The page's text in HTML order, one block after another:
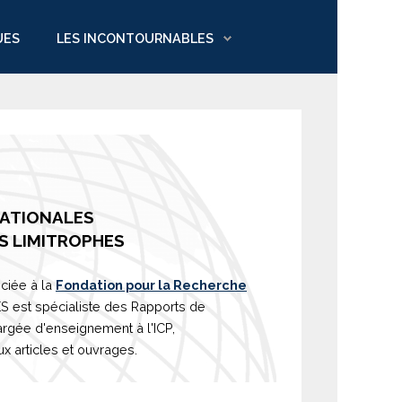
LES INCONTOURNABLES
LIMITROPHES
à la Fondation pour la Recherche
est spécialiste des Rapports de
d'enseignement à l'ICP,
articles et ouvrages.